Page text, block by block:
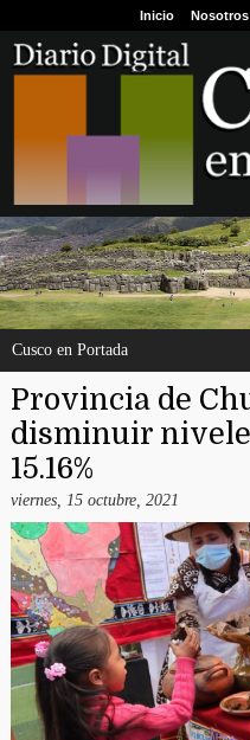
Inicio Nosotros
Cusco en Portada
Provincia de
disminuir
15.16%
viernes, 15 octubre, 2021